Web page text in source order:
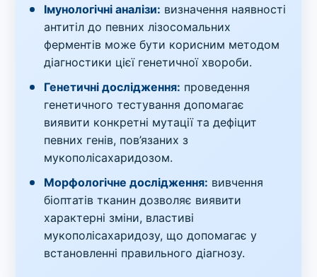
Імунологічні аналізи: визначення наявності
антитіл до певних лізосомальних
ферментів може бути корисним методом
діагностики цієї генетичної хвороби.
Генетичні дослідження: проведення
генетичного тестування допомагає
виявити конкретні мутації та дефіцит
певних генів, пов’язаних з
мукополісахаридозом.
Морфологічне дослідження: вивчення
біоптатів тканин дозволяє виявити
характерні зміни, властиві
мукополісахаридозу, що допомагає у
встановленні правильного діагнозу.